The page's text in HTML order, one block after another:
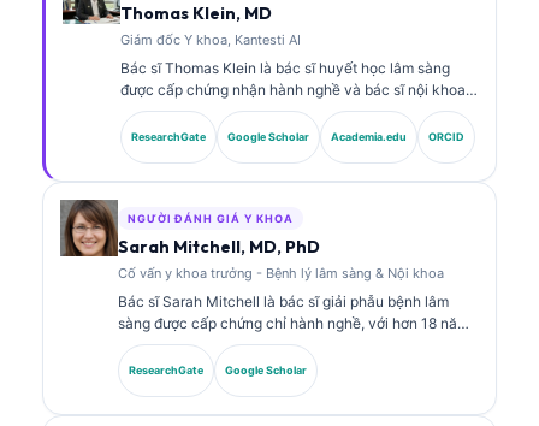
Thomas Klein, MD
Giám đốc Y khoa, Kantesti AI
Bác sĩ Thomas Klein là bác sĩ huyết học lâm sàng
được cấp chứng nhận hành nghề và bác sĩ nội khoa,
với hơn 15 năm kinh nghiệm trong lĩnh vực y học xét
nghiệm và phân tích lâm sàng có hỗ trợ bởi AI. Với vai
trò Giám đốc Y khoa (Chief Medical Officer) tại
Bác sĩ Klein đã công bố nhiều bài viết về diễn giải
dấu ấn sinh học và chẩn đoán xét nghiệm trong các
ResearchGate Google Scholar Academia.edu ORCID
NGƯỜI ĐÁNH GIÁ Y KHOA
Sarah Mitchell, MD, PhD
Cố vấn y khoa trưởng - Bệnh lý lâm sàng & Nội khoa
Bác sĩ Sarah Mitchell là bác sĩ giải phẫu bệnh lâm
sàng được cấp chứng chỉ hành nghề, với hơn 18 năm
kinh nghiệm trong y học xét nghiệm và phân tích
chẩn đoán. Bà có các chứng chỉ chuyên sâu về hóa
sinh lâm sàng và đã công bố rộng rãi về các bảng dấu
ResearchGate Google Scholar